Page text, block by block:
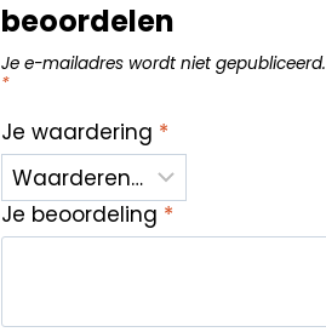
beoordelen
Je e-mailadres wordt niet gepubliceerd.
*
Je waardering *
Je beoordeling *